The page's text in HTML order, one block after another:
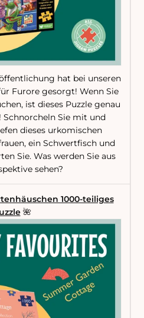
hat bei unseren
Furore gesorgt! Wenn Sie
ist dieses Puzzle genau
Schnorcheln Sie mit und
dieses urkomischen
ein Schwertfisch und
Sie. Was werden Sie aus
sehen?
1000-teiliges
🌺